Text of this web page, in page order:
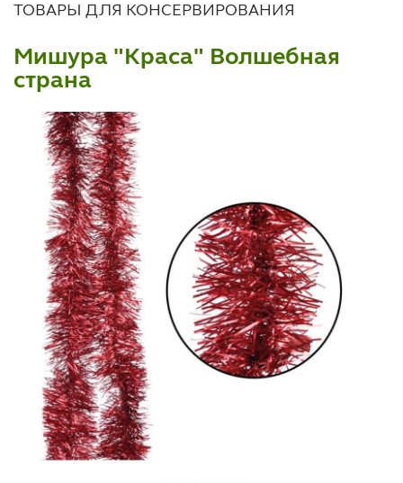
ТОВАРЫ ДЛЯ КОНСЕРВИРОВАНИЯ
Мишура "Краса" Волшебная
страна